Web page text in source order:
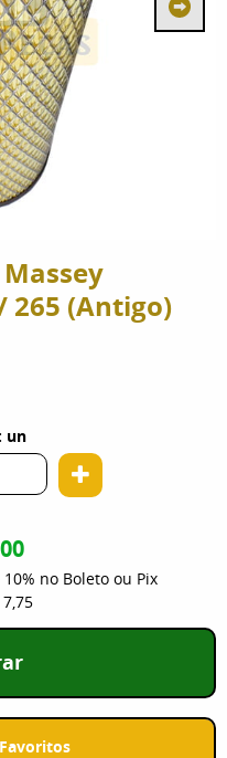
265 (Antigo)
un
10% no Boleto ou Pix
7,75